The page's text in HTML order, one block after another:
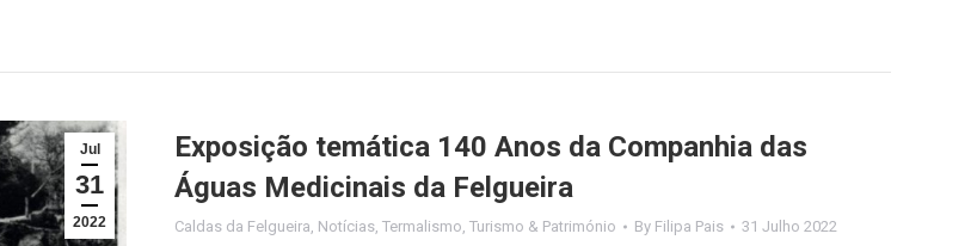
Jul
31
2022
Exposição temática 140 Anos da Companhia das
Águas Medicinais da Felgueira
Caldas da Felgueira Notícias Termalismo Turismo & Património By Filipa Pais 31 Julho 2022